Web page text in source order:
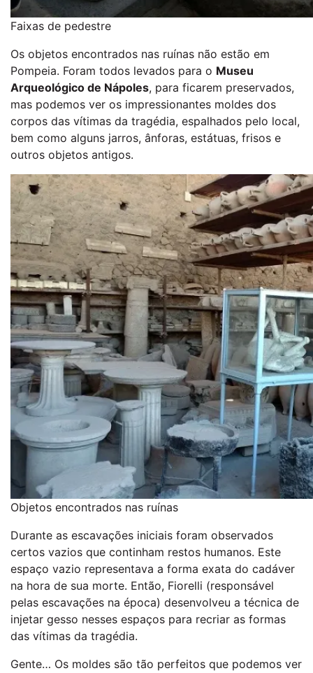
Faixas de pedestre
Os objetos encontrados nas ruínas não estão em
Pompeia. Foram todos levados para o Museu
Arqueológico de Nápoles, para ficarem preservados,
mas podemos ver os impressionantes moldes dos
corpos das vítimas da tragédia, espalhados pelo local,
bem como alguns jarros, ânforas, estátuas, frisos e
outros objetos antigos.
Objetos encontrados nas ruínas
Durante as escavações iniciais foram observados
certos vazios que continham restos humanos. Este
espaço vazio representava a forma exata do cadáver
na hora de sua morte. Então, Fiorelli (responsável
pelas escavações na época) desenvolveu a técnica de
injetar gesso nesses espaços para recriar as formas
das vítimas da tragédia.
Gente… Os moldes são tão perfeitos que podemos ver